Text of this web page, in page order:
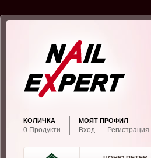
КОЛИЧКА
0 Продукти
МОЯТ ПРОФИЛ
Вход Регистрация